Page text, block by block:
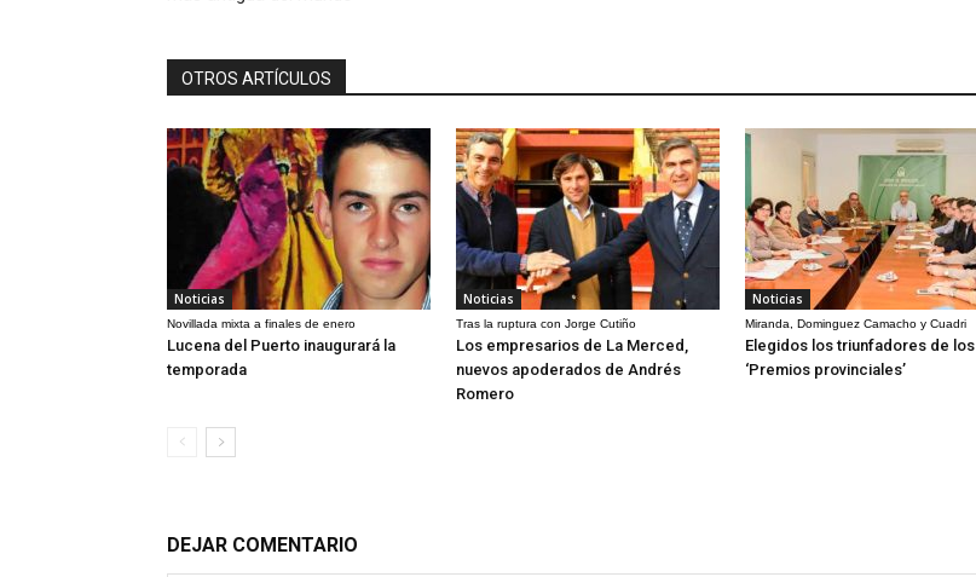
OTROS ARTÍCULOS
Noticias
Novillada mixta a finales de enero
Lucena del Puerto inaugurará la
temporada
Noticias
Tras la ruptura con Jorge Cutiño
Los empresarios de La Merced,
nuevos apoderados de Andrés
Romero
Noticias
Miranda, Dominguez Camacho y Cuadri
Elegidos los triunfadores de los
‘Premios provinciales’
DEJAR COMENTARIO